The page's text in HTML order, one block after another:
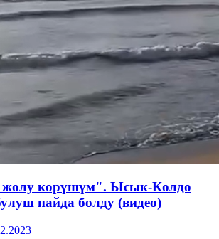
көрүшүм". Ысык-Көлдө
пайда болду (видео)